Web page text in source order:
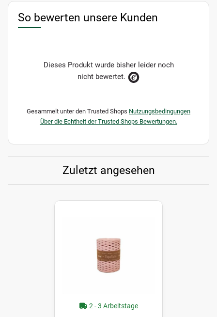
So bewerten unsere Kunden
Dieses Produkt wurde bisher leider noch
nicht bewertet.
Gesammelt unter den Trusted Shops Nutzungsbedingungen
Über die Echtheit der Trusted Shops Bewertungen.
Zuletzt angesehen
2 - 3 Arbeitstage